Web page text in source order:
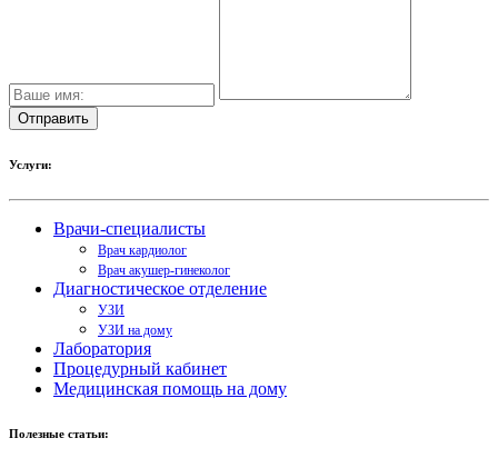
Услуги:
Врачи-специалисты
Врач кардиолог
Врач акушер-гинеколог
Диагностическое отделение
УЗИ
УЗИ на дому
Лаборатория
Процедурный кабинет
Медицинская помощь на дому
Полезные статьи: